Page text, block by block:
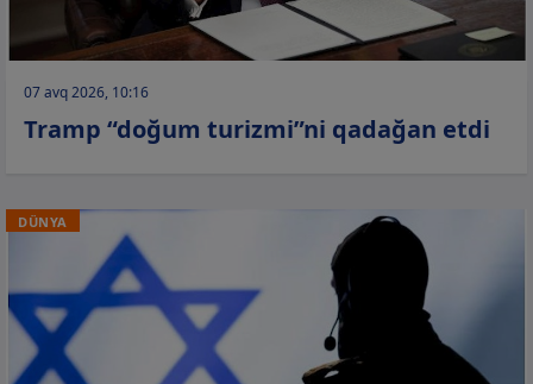
07 avq 2026, 10:16
Tramp “doğum turizmi”ni qadağan etdi
DÜNYA